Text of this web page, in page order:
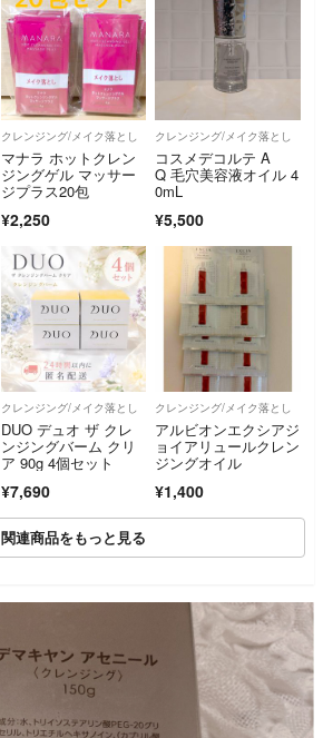
クレンジング/メイク落とし
マナラ ホットクレン
ジングゲル マッサー
ジプラス20包
¥2,250
クレンジング/メイク落とし
コスメデコルテ A
Q 毛穴美容液オイル 4
0mL
¥5,500
クレンジング/メイク落とし
DUO デュオ ザ クレ
ンジングバーム クリ
ア 90g 4個セット
¥7,690
クレンジング/メイク落とし
アルビオンエクシアジ
ョイアリュールクレン
ジングオイル
¥1,400
関連商品をもっと見る